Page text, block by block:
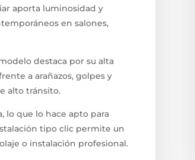
aporta luminosidad y
en salones,
destaca por su alta
a arañazos, golpes y
alto tránsito.
lo que lo hace apto para
tipo clic permite un
o instalación profesional.